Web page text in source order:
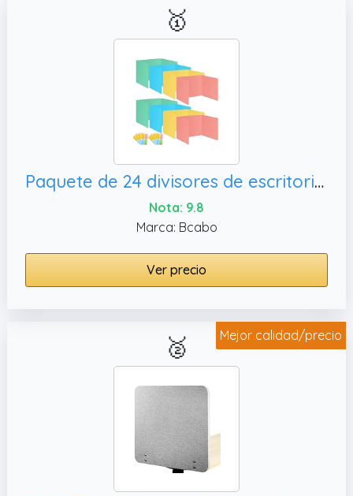
🥇
Paquete de 24 divisores de escritorio de panel de privacidad para escritorio, escudos de privacidad fáciles de limpiar para separadores
Nota: 9.8
Marca: Bcabo
Ver precio
Mejor calidad/precio
🥈